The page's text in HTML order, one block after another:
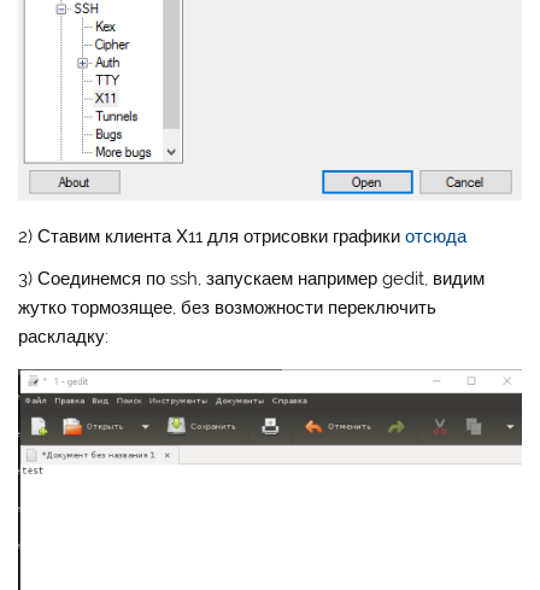
2) Ставим клиента Х11 для отрисовки графикиотсюда
3) Соединемся по ssh, запускаем например gedit, видим
жутко тормозящее, без возможности переключить
раскладку: